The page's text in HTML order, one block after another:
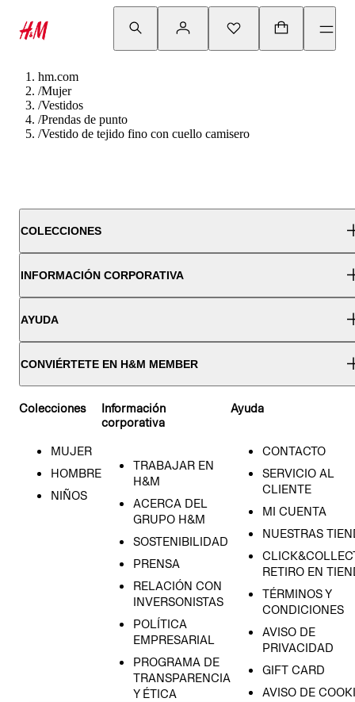
hm.com
/Mujer
/Vestidos
/Prendas de punto
/Vestido de tejido fino con cuello camisero
COLECCIONES
INFORMACIÓN CORPORATIVA
AYUDA
CONVIÉRTETE EN H&M MEMBER
Colecciones
MUJER
HOMBRE
NIÑOS
Información
corporativa
TRABAJAR EN
H&M
ACERCA DEL
GRUPO H&M
SOSTENIBILIDAD
PRENSA
RELACIÓN CON
INVERSONISTAS
POLÍTICA
EMPRESARIAL
PROGRAMA DE
TRANSPARENCIA
Y ÉTICA
Ayuda
CONTACTO
SERVICIO AL
CLIENTE
MI CUENTA
NUESTRAS
RETIRO EN
TÉRMINOS Y
CONDICIONES
AVISO DE
PRIVACIDAD
GIFT CARD
AVISO DE